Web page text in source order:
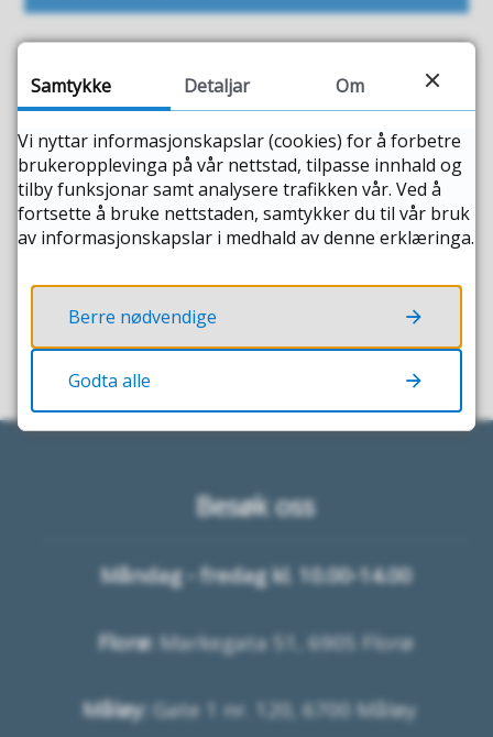
21.05.2026 07.13
Fann du det du leita etter?
JA NEI
Besøk oss
Måndag - fredag kl. 10.00-14.00
Florø: Markegata 51, 6905 Florø
Måløy: Gate 1 nr. 120, 6700 Måløy
Samtykke Detaljar Om
Vi nyttar informasjonskapslar (cookies) for å forbetre
brukeropplevinga på vår nettstad, tilpasse innhald og
tilby funksjonar samt analysere trafikken vår. Ved å
fortsette å bruke nettstaden, samtykker du til vår bruk
av informasjonskapslar i medhald av denne erklæringa.
Berre nødvendige
Godta alle